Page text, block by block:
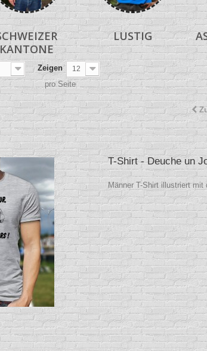
KANTONE
LUSTIG
Zeigen 12
pro Seite
T-Shirt - Deuche un
Männer T-Shirt illustriert